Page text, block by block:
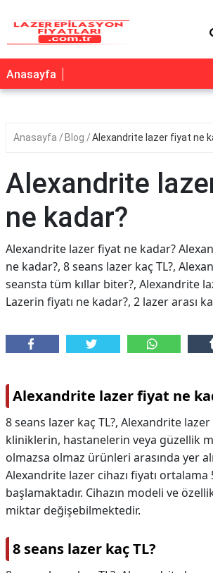
Anasayfa
Anasayfa Blog Alexandrite lazer fiyat ne
Alexandrite
ne kadar?
Alexandrite lazer fiyat ne kadar?
ne kadar?, 8 seans lazer kaç TL?,
seansta tüm kıllar biter?, Alexandrite
Lazerin fiyatı ne kadar?, 2 lazer arası
Alexandrite lazer fiyat ne
8 seans lazer kaç TL?, Alexandrite
kliniklerin, hastanelerin veya güzellik
olmazsa olmaz ürünleri arasında yer
Alexandrite lazer cihazı fiyatı ortalama
başlamaktadır. Cihazın modeli ve
miktar değişebilmektedir.
8 seans lazer kaç TL?